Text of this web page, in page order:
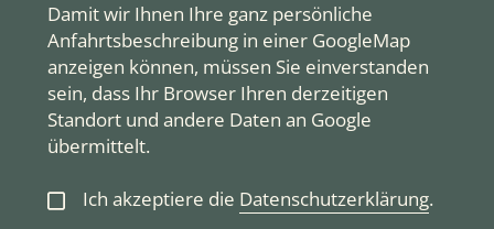
Damit wir Ihnen Ihre ganz persönliche
Anfahrtsbeschreibung in einer GoogleMap
anzeigen können, müssen Sie einverstanden
sein, dass Ihr Browser Ihren derzeitigen
Standort und andere Daten an Google
übermittelt.
Ich akzeptiere die Datenschutzerklärung.